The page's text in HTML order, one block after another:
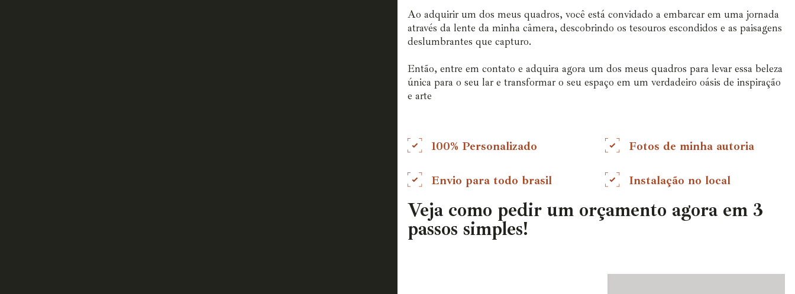
Ao adquirir um dos meus quadros, você está convidado a embarcar em uma jornada
através da lente da minha câmera, descobrindo os tesouros escondidos e as paisagens
deslumbrantes que capturo.
Então, entre em contato e adquira agora um dos meus quadros para levar essa beleza
única para o seu lar e transformar o seu espaço em um verdadeiro oásis de inspiração
e arte
100% Personalizado Fotos de minha autoria
Envio para todo brasil Instalação no local
Veja como pedir um orçamento agora em 3
passos simples!